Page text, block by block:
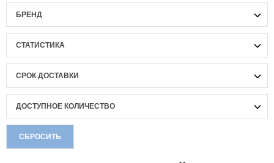
БРЕНД
СТАТИСТИКА
СРОК ДОСТАВКИ
ДОСТУПНОЕ КОЛИЧЕСТВО
СБРОСИТЬ